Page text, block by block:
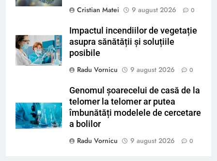
Cristian Matei 9 august 2026 0
Impactul incendiilor de vegetație
asupra sănătății și soluțiile
posibile
Radu Vornicu
9 august 2026 0
Genomul șoarecelui de casă de la
telomer la telomer ar putea
îmbunătăți modelele de cercetare
a bolilor
Radu Vornicu
9 august 2026 0